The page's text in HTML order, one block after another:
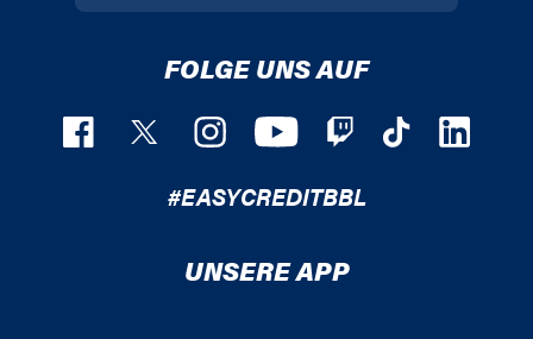
FOLGE UNS AUF
#EASYCREDITBBL
UNSERE APP